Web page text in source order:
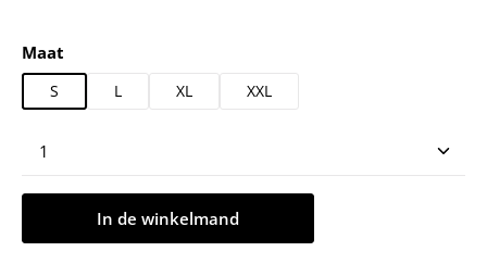
Selecteer
Maat
S L XL XXL
Producthoeveelheid: Voer de gewenste
In de winkelmand